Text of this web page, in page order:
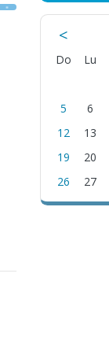
<
Do Lu
5
6
12
13
19
20
26
27